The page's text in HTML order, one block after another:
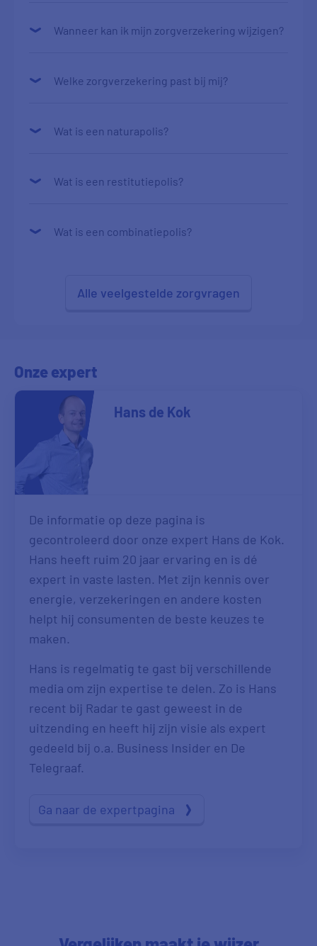
Wanneer kan ik mijn zorgverzekering wijzigen?
Welke zorgverzekering past bij mij?
Wat is een naturapolis?
Wat is een restitutiepolis?
Wat is een combinatiepolis?
Alle veelgestelde zorgvragen
Onze expert
Hans de Kok
De informatie op deze pagina is
gecontroleerd door onze expert Hans de Kok.
Hans heeft ruim 20 jaar ervaring en is dé
expert in vaste lasten. Met zijn kennis over
energie, verzekeringen en andere kosten
helpt hij consumenten de beste keuzes te
maken.
Hans is regelmatig te gast bij verschillende
media om zijn expertise te delen. Zo is Hans
recent bij Radar te gast geweest in de
uitzending en heeft hij zijn visie als expert
gedeeld bij o.a. Business Insider en De
Telegraaf.
Ga naar de expertpagina